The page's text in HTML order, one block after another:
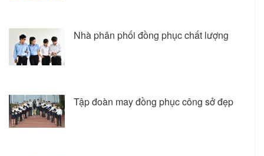
Nhà phân phối đồng phục chất lượng
Tập đoàn may đồng phục công sở đẹp